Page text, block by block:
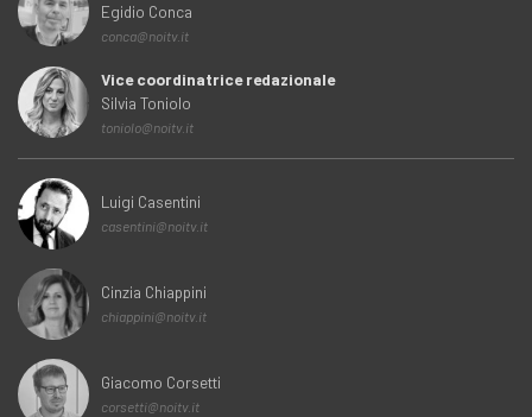
Egidio Conca
conca@noitv.it
Vice coordinatrice redazionale
Silvia Toniolo
toniolo@noitv.it
Luigi Casentini
casentini@noitv.it
Cinzia Chiappini
chiappini@noitv.it
Giacomo Corsetti
corsetti@noitv.it